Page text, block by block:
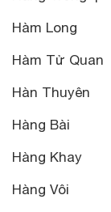
Hàm Long
Hàm Tử Quan
Hàn Thuyên
Hàng Bài
Hàng Khay
Hàng Vôi